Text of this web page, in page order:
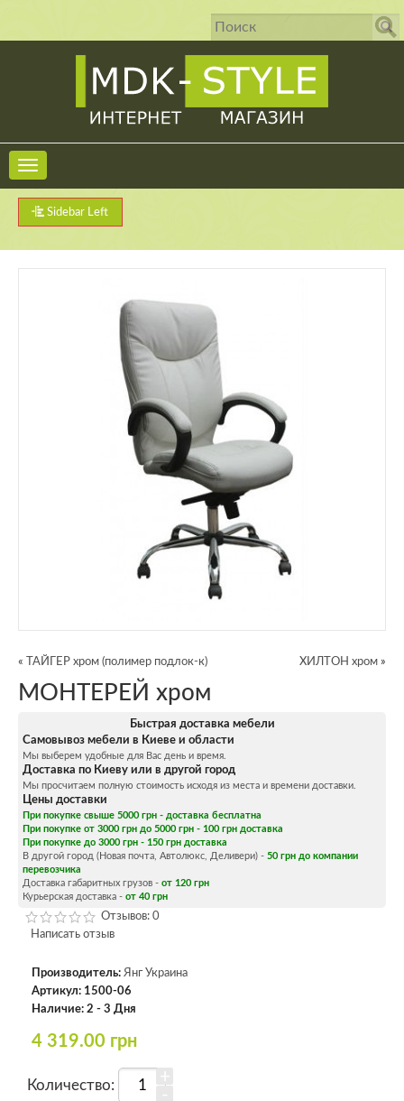
Sidebar Left
« ТАЙГЕР хром (полимер подлок-к) ХИЛТОН хром »
МОНТЕРЕЙ хром
Быстрая доставка мебели
Самовывоз мебели в Киеве и области
Мы выберем удобные для Вас день и время.
Доставка по Киеву или в другой город
Мы просчитаем полную стоимость исходя из места и времени доставки.
Цены доставки
При покупке свыше 5000 грн - доставка бесплатна
При покупке от 3000 грн до 5000 грн - 100 грн доставка
При покупке до 3000 грн - 150 грн доставка
В другой город (Новая почта, Автолюкс, Деливери) - 50 грн до компании
перевозчика
Доставка габаритных грузов - от 120 грн
Курьерская доставка - от 40 грн
Отзывов: 0
Написать отзыв
Производитель: Янг Украина
Артикул: 1500-06
Наличие: 2 - 3 Дня
4 319.00 грн
Количество: